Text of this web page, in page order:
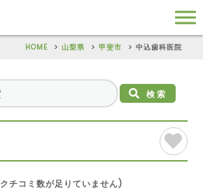
HOME 山梨県 甲斐市 中込歯科医院
検索
チコミ数が足りていません)